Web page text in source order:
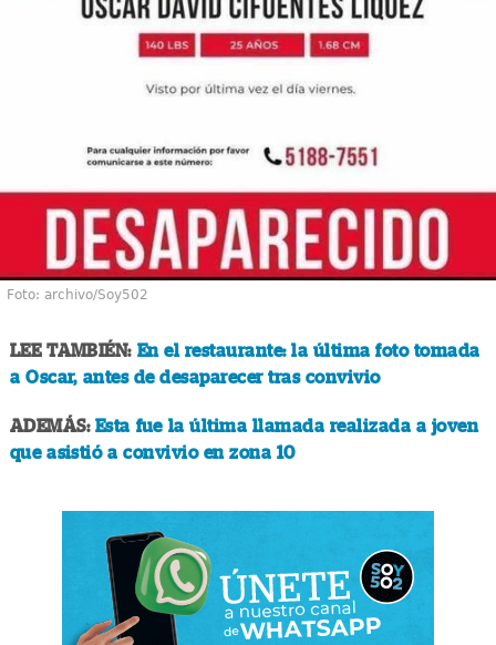
Foto: archivo/Soy502
LEE TAMBIÉN: En el restaurante: la última foto tomada
a Oscar, antes de desaparecer tras convivio
ADEMÁS: Esta fue la última llamada realizada a joven
que asistió a convivio en zona 10